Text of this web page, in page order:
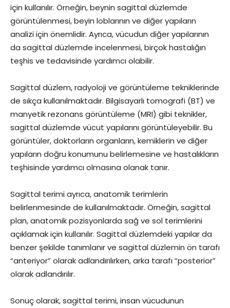
için kullanılır. Örneğin, beynin sagittal düzlemde
görüntülenmesi, beyin loblarının ve diğer yapıların
analizi için önemlidir. Ayrıca, vücudun diğer yapılarının
da sagittal düzlemde incelenmesi, birçok hastalığın
teşhis ve tedavisinde yardımcı olabilir.
Sagittal düzlem, radyoloji ve görüntüleme tekniklerinde
de sıkça kullanılmaktadır. Bilgisayarlı tomografi (BT) ve
manyetik rezonans görüntüleme (MRI) gibi teknikler,
sagittal düzlemde vücut yapılarını görüntüleyebilir. Bu
görüntüler, doktorların organların, kemiklerin ve diğer
yapıların doğru konumunu belirlemesine ve hastalıkların
teşhisinde yardımcı olmasına olanak tanır.
Sagittal terimi ayrıca, anatomik terimlerin
belirlenmesinde de kullanılmaktadır. Örneğin, sagittal
plan, anatomik pozisyonlarda sağ ve sol terimlerini
açıklamak için kullanılır. Sagittal düzlemdeki yapılar da
benzer şekilde tanımlanır ve sagittal düzlemin ön tarafı
“anteriyor” olarak adlandırılırken, arka tarafı “posterior”
olarak adlandırılır.
Sonuç olarak, sagittal terimi, insan vücudunun